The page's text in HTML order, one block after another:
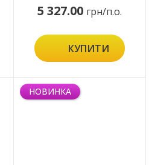
5 327.00 грн/п.о.
КУПИТИ
НОВИНКА